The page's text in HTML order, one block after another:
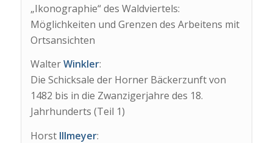
„Ikonographie“ des Waldviertels:
Möglichkeiten und Grenzen des Arbeitens mit
Ortsansichten
WalterWinkler:
Die Schicksale der Horner Bäckerzunft von
1482 bis in die Zwanzigerjahre des 18.
Jahrhunderts (Teil 1)
Horst Illmeyer: